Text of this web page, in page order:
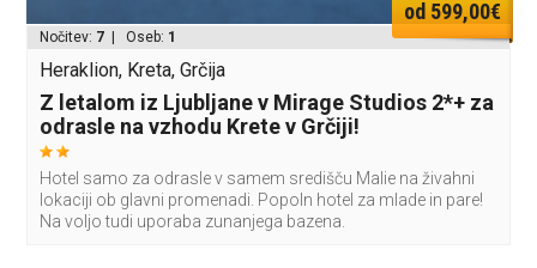
od 599,00€
Nočitev: 7 | Oseb: 1
Heraklion, Kreta, Grčija
Z letalom iz Ljubljane v Mirage Studios 2*+ za
odrasle na vzhodu Krete v Grčiji!
Hotel samo za odrasle v samem središču Malie na živahni
lokaciji ob glavni promenadi. Popoln hotel za mlade in pare!
Na voljo tudi uporaba zunanjega bazena.